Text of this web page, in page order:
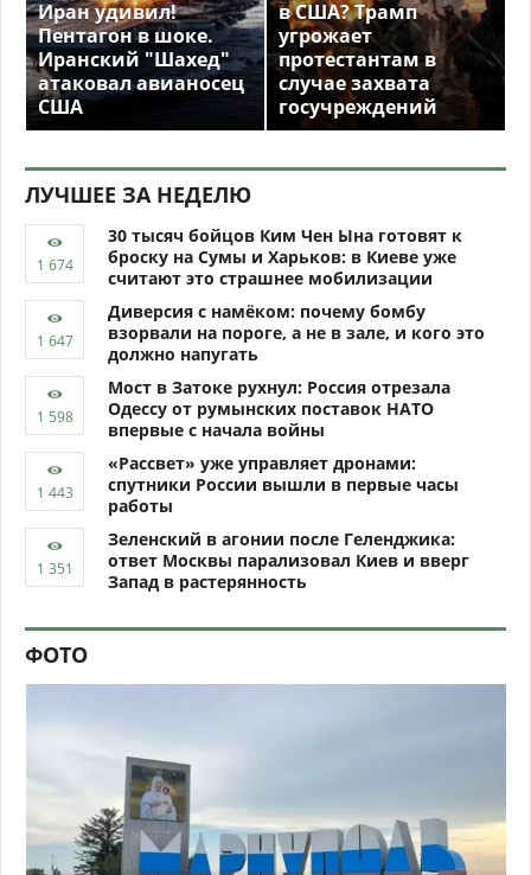
Иран удивил!
Пентагон в шоке.
Иранский "Шахед"
атаковал авианосец
США
в США? Трамп
угрожает
протестантам в
случае захвата
госучреждений
ЛУЧШЕЕ ЗА НЕДЕЛЮ
30 тысяч бойцов Ким Чен Ына готовят к
броску на Сумы и Харьков: в Киеве уже
считают это страшнее мобилизации
Диверсия с намёком: почему бомбу
взорвали на пороге, а не в зале, и кого это
должно напугать
Мост в Затоке рухнул: Россия отрезала
Одессу от румынских поставок НАТО
впервые с начала войны
«Рассвет» уже управляет дронами:
спутники России вышли в первые часы
работы
Зеленский в агонии после Геленджика:
ответ Москвы парализовал Киев и вверг
Запад в растерянность
ФОТО